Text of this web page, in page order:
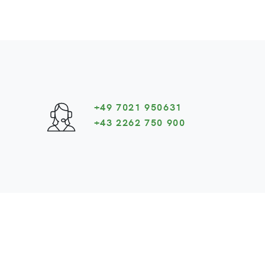
+49 7021 950631
+43 2262 750 900